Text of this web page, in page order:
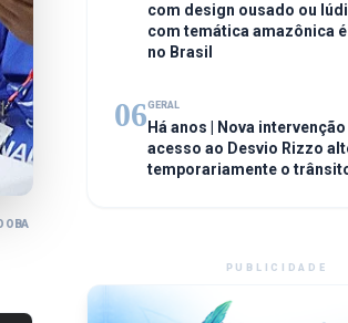
OBA
com design ousado ou
com temática amazônica
no Brasil
06GERAL
Há anos | Nova
acesso ao Desvio Rizzo
temporariamente o
PUBLICIDADE